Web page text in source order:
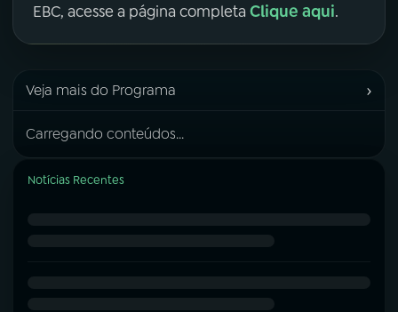
EBC, acesse a página completa Clique aqui.
Veja mais do Programa ›
Carregando conteúdos...
Notícias Recentes